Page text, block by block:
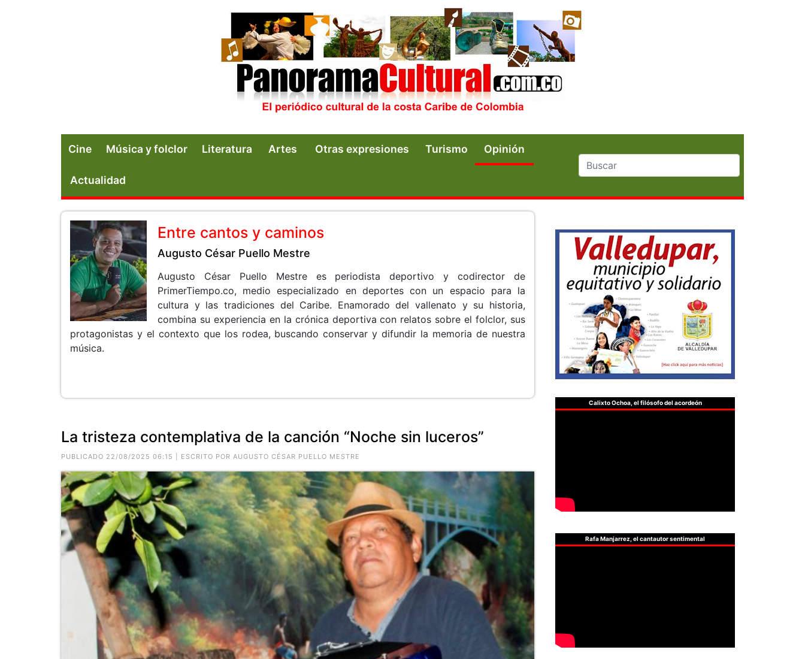
Cine Música y folclor Literatura Artes Otras expresiones Turismo Opinión
Actualidad
Entre cantos y caminos
Augusto César Puello Mestre
Augusto César Puello Mestre es periodista deportivo y codirector de
PrimerTiempo.co, medio especializado en deportes con un espacio para la
cultura y las tradiciones del Caribe. Enamorado del vallenato y su historia,
combina su experiencia en la crónica deportiva con relatos sobre el folclor, sus
protagonistas y el contexto que los rodea, buscando conservar y difundir la memoria de nuestra
música.
La tristeza contemplativa de la canción “Noche sin luceros”
PUBLICADO 22/08/2025 06:15 | ESCRITO POR AUGUSTO CÉSAR PUELLO MESTRE
Calixto Ochoa, el filósofo del acordeón
Rafa Manjarrez, el cantautor sentimental